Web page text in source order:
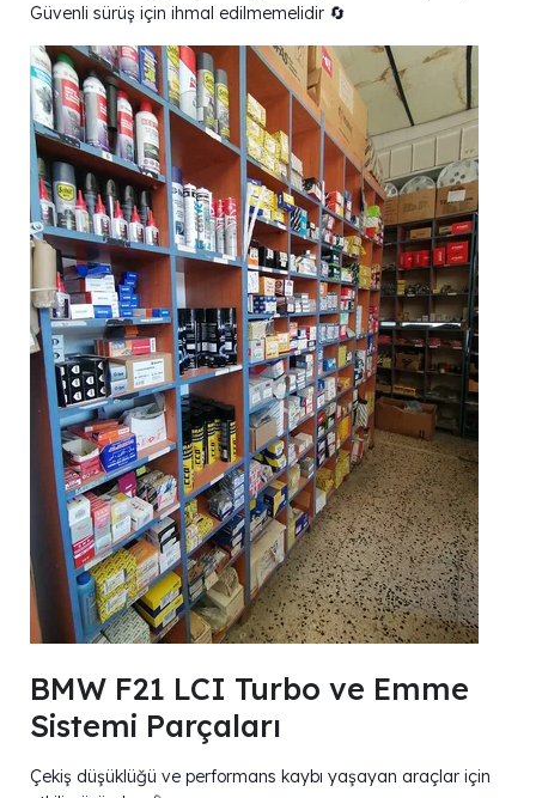
Güvenli sürüş için ihmal edilmemelidir 🔄
BMW F21 LCI Turbo ve Emme
Sistemi Parçaları
Çekiş düşüklüğü ve performans kaybı yaşayan araçlar için